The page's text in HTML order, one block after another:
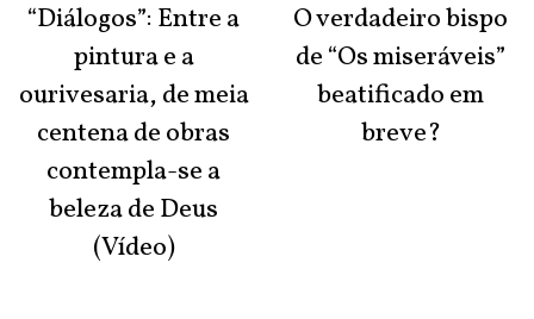
“Diálogos”: Entre a
pintura e a
ourivesaria, de meia
centena de obras
contempla-se a
beleza de Deus
(Vídeo)
O verdadeiro bispo
de “Os miseráveis”
beatificado em
breve?